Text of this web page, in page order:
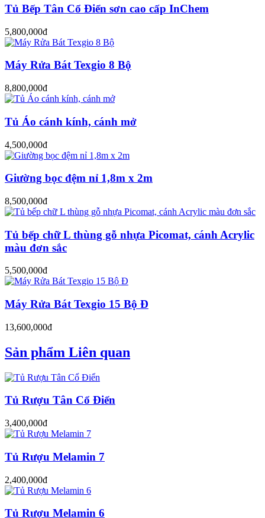
Tủ Bếp Tân Cổ Điển sơn cao cấp InChem
5,800,000đ
Máy Rửa Bát Texgio 8 Bộ
8,800,000đ
Tủ Áo cánh kính, cánh mở
4,500,000đ
Giường bọc đệm nỉ 1,8m x 2m
8,500,000đ
Tủ bếp chữ L thùng gỗ nhựa Picomat, cánh Acrylic
màu đơn sắc
5,500,000đ
Máy Rửa Bát Texgio 15 Bộ Đ
13,600,000đ
Sản phẩm Liên quan
Tủ Rượu Tân Cổ Điển
3,400,000đ
Tủ Rượu Melamin 7
2,400,000đ
Tủ Rượu Melamin 6